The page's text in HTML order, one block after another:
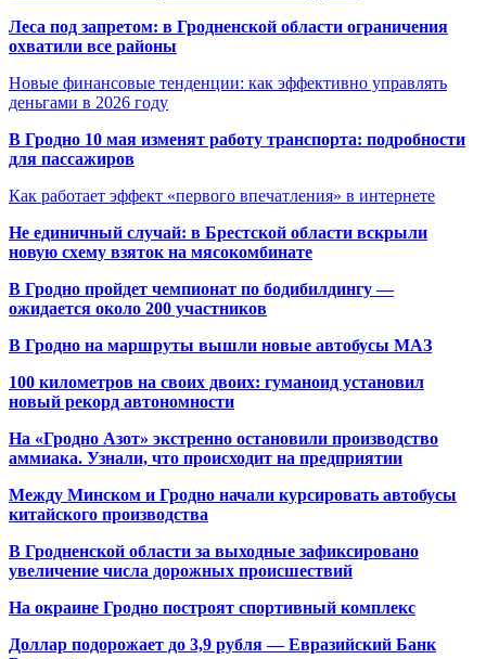
Леса под запретом: в Гродненской области ограничения
охватили все районы
Новые финансовые тенденции: как эффективно управлять
деньгами в 2026 году
В Гродно 10 мая изменят работу транспорта: подробности
для пассажиров
Как работает эффект «первого впечатления» в интернете
Не единичный случай: в Брестской области вскрыли
новую схему взяток на мясокомбинате
В Гродно пройдет чемпионат по бодибилдингу —
ожидается около 200 участников
В Гродно на маршруты вышли новые автобусы МАЗ
100 километров на своих двоих: гуманоид установил
новый рекорд автономности
На «Гродно Азот» экстренно остановили производство
аммиака. Узнали, что происходит на предприятии
Между Минском и Гродно начали курсировать автобусы
китайского производства
В Гродненской области за выходные зафиксировано
увеличение числа дорожных происшествий
На окраине Гродно построят спортивный комплекс
Доллар подорожает до 3,9 рубля — Евразийский Банк